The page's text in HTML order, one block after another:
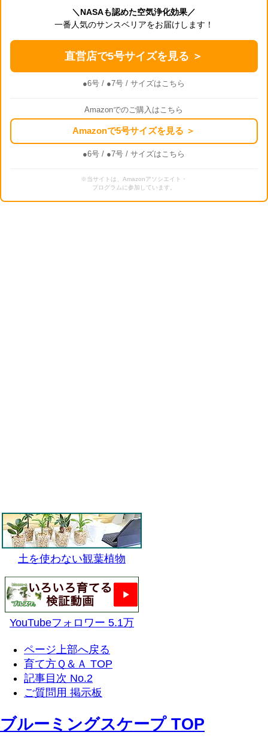
＼NASAも認めた空気浄化効果／
一番人気のサンスベリアをお届けします！
直営店で5号サイズを見る ＞
●6号 / ●7号 / サイズはこちら
Amazonでのご購入はこちら
Amazonで5号サイズを見る ＞
●6号 / ●7号 / サイズはこちら
※当サイトは、Amazonアソシエイト・
プログラムに参加しています。
土を使わない観葉植物
YouTubeフォロワー 5.1万
ページ上部へ戻る
育て方Ｑ＆Ａ TOP
記事目次 No.2
ご質問用 掲示板
ブルーミングスケープ TOP